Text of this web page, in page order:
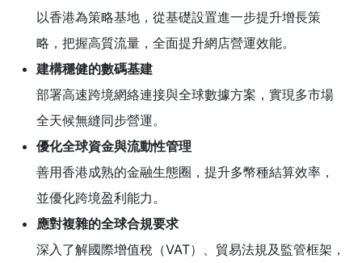
以香港為策略基地，從基礎設置進一步提升增長策
略，把握高質流量，全面提升網店營運效能。
建構穩健的數碼基建
部署高速跨境網絡連接與全球數據方案，實現多市場
全天候無縫同步營運。
優化全球資金與流動性管理
善用香港成熟的金融生態圈，提升多幣種結算效率，
並優化跨境盈利能力。
應對複雜的全球合規要求
深入了解國際增值稅（VAT）、貿易法規及監管框架，